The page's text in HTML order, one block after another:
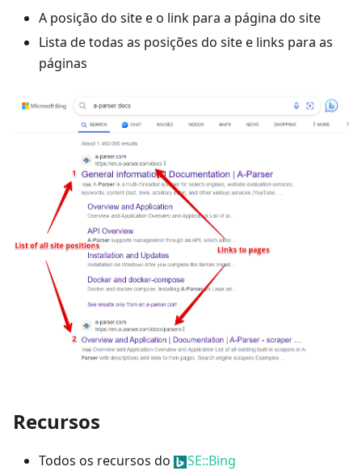
A posição do site e o link para a página do site
Lista de todas as posições do site e links para as
páginas
Recursos
Todos os recursos do
SE::Bing